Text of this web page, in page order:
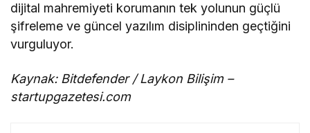
dijital mahremiyeti korumanın tek yolunun güçlü
şifreleme ve güncel yazılım disiplininden geçtiğini
vurguluyor.
Kaynak: Bitdefender / Laykon Bilişim –
startupgazetesi.com